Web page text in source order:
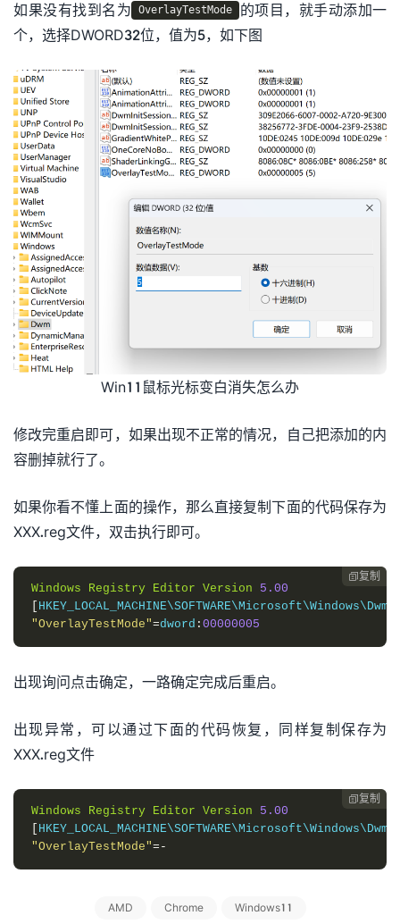
如果没有找到名为 OverlayTestMode
的项目，就手动添加一
个，选择DWORD32位，值为5，如下图
Win11鼠标光标变白消失怎么办
修改完重启即可，如果出现不正常的情况，自己把添加的内
容删掉就行了。
如果你看不懂上面的操作，那么直接复制下面的代码保存为
XXX.reg文件，双击执行即可。
复制
Windows
Registry Editor Version
5.00
[ HKEY_LOCAL_MACHINE\SOFTWARE\Microsoft\Windows\Dwm
"OverlayTestMode"=dword : 00000005
出现询问点击确定，一路确定完成后重启。
出现异常，可以通过下面的代码恢复，同样复制保存为
XXX.reg文件
复制
Windows
Registry Editor Version
5.00
[ HKEY_LOCAL_MACHINE\SOFTWARE\Microsoft\Windows\Dwm
"OverlayTestMode"=-
AMD Chrome Windows11